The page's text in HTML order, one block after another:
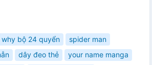
why bộ 24 quyển
spider man
dây đeo thẻ
your name manga